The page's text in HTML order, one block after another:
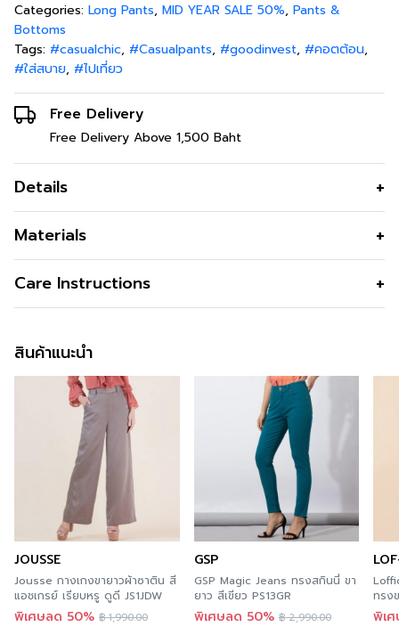
Categories: Long Pants, MID YEAR SALE 50%, Pants &
Bottoms
Tags: #casualchic, #Casualpants, #goodinvest, #คอตต้อน,
#ใส่สบาย, #ไปเที่ยว
Free Delivery
Free Delivery Above 1,500 Baht
Details
กางเกงขายาวผู้หญิง ทรงสกินนี่ ช่วย
พรางหุ่น
กางเกงขายาวผู้หญิง ขาห้าส่วนรุ่น Capri Pants ทรงสกินนี่
แต่งกระดุมที่ปลายขา สีฟ้า เนื้อผ้าคอตตอน
ข้อมูลสินค้าเพิ่มเติม
สนใจดูในหมวดอื่นที่ใกล้เคียงกัน
สามารถคลิกได้เลย
สามารถติตามข้อมูลข่าวสารของ C&D ได้ที่ >>
Facebook
Page : C&D
สั่งซื้อได้แล้ววันนี้
สำหรับคุณที่ต้องการลองสินค้าของ C&D สามารถลองได้
แล้ววันที่ทุกร้านสาขา ตามรายละเอียดStore Locationนี้
และสะดวกกว่า เพราะคุณสามารถสั่งทางออนไลน์ได้ทันที ที่
A’MAZE Multi Store เวปไซต์ที่พร้อมบริการคุณตลอด 24
ชั่วโมง พร้อมมีบริการส่งทั่วประเทศ
Materials
สี
ความโปร่งใส
Care Instructions
สินค้าแนะนำ
JOUSSE
Jousse กางเกงขายาวผ้าซาติน สี
แอชเกรย์ เรียบหรู ดูดี JS1JDW
พิเศษลด 50% ฿1,990.00
GSP
GSP Magic Jeans ทรงสกินนี่ ขา
ยาว สีเขียว PS13GR
พิเศษลด 50% ฿2,990.00
ทรง
พิเ